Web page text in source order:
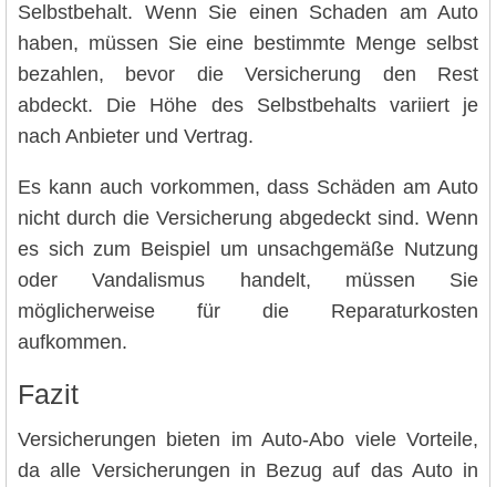
Selbstbehalt. Wenn Sie einen Schaden am Auto
haben, müssen Sie eine bestimmte Menge selbst
bezahlen, bevor die Versicherung den Rest
abdeckt. Die Höhe des Selbstbehalts variiert je
nach Anbieter und Vertrag.
Es kann auch vorkommen, dass Schäden am Auto
nicht durch die Versicherung abgedeckt sind. Wenn
es sich zum Beispiel um unsachgemäße Nutzung
oder Vandalismus handelt, müssen Sie
möglicherweise für die Reparaturkosten
aufkommen.
Fazit
Versicherungen bieten im Auto-Abo viele Vorteile,
da alle Versicherungen in Bezug auf das Auto in